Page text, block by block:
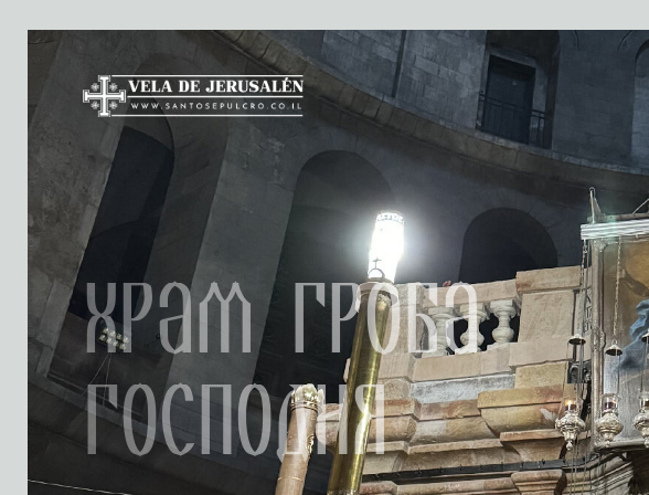
Храм Гроба
Господня